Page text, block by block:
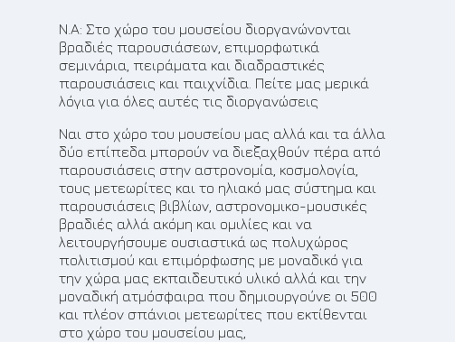
Ναι στο χώρο του μουσείου μας αλλά και τα άλλα
δύο επίπεδα μπορούν να διεξαχθούν πέρα από
παρουσιάσεις στην αστρονομία, κοσμολογία,
τους μετεωρίτες και το ηλιακό μας σύστημα και
παρουσιάσεις βιβλίων, αστρονομικο-μουσικές
βραδιές αλλά ακόμη και ομιλίες και να
λειτουργήσουμε ουσιαστικά ως πολυχώρος
πολιτισμού και επιμόρφωσης με μοναδικό για
την χώρα μας εκπαιδευτικό υλικό αλλά και την
μοναδική ατμόσφαιρα που δημιουργούνε οι 500
και πλέον σπάνιοι μετεωρίτες που εκτίθενται
στο χώρο του μουσείου μας,
Ν.Α: Στο χώρο του μουσείου διοργανώνονται
βραδιές παρουσιάσεων, επιμορφωτικά
σεμινάρια, πειράματα και διαδραστικές
παρουσιάσεις και παιχνίδια. Πείτε μας μερικά
λόγια για όλες αυτές τις διοργανώσεις